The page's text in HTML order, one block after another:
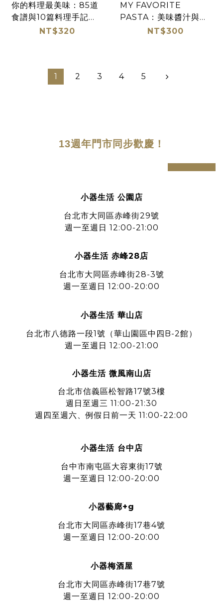
你的料理最美味：85道
食譜與10篇料理手記
（大藝）NT$320
MY FAVORITE
PASTA：美味醬汁與滿
滿蔬菜的義大利麵（大
NT$300
1 2 3 4 5
13週年門市同步歡慶 ！
小器生活 公園店
台北市大同區赤峰街29號
週一至週日 12:00-21:00
小器生活 赤峰28店
台北市大同區赤峰街28-3號
週一至週日 12:00-20:00
小器生活 華山店
台北市八德路一段1號 （華山園區中四B-2館）
週一至週日 12:00-21:00
小器生活 微風南山店
台北市信義區松智路17號3樓
週日至週三 11:00-21:30
週四至週六、例假日前一天 11:00-22:00
小器生活 台中店
台中市南屯區大容東街17號
週一至週日 12:00-20:00
小器藝廊+g
台北市大同區赤峰街17巷4號
週一至週日 12:00-20:00
小器梅酒屋
台北市大同區赤峰街17巷7號
週一至週日 12:00-20:00